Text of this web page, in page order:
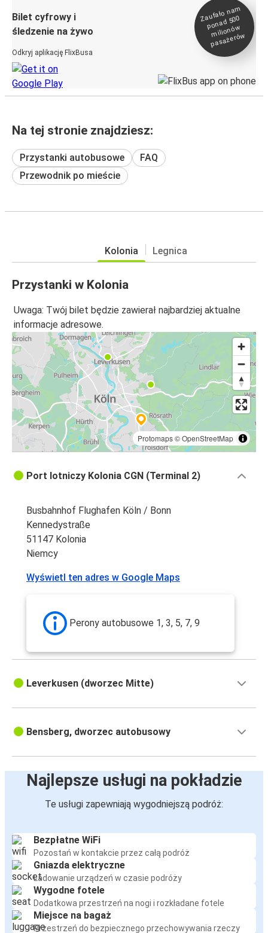
Bilet cyfrowy i
śledzenie na żywo
Odkryj aplikację FlixBusa
Zaufało na
m
ponad 500
milionó
w
pasażeró
w
Na tej stronie znajdziesz:
Przystanki autobusowe
FAQ
Przewodnik po mieście
Kolonia Legnica
Przystanki w Kolonia
Uwaga: Twój bilet będzie zawierał najbardziej aktualne
informacje adresowe.
Protomaps©OpenStreetMap
Port lotniczy Kolonia CGN (Terminal 2)
Busbahnhof Flughafen Köln / Bonn
Kennedystraße
51147 Kolonia
Niemcy
Wyświetl ten adres w Google Maps
Perony autobusowe 1, 3, 5, 7, 9
Leverkusen (dworzec Mitte)
Bensberg, dworzec autobusowy
Najlepsze usługi na pokładzie
Te usługi zapewniają wygodniejszą podróż:
Bezpłatne WiFi
Pozostań w kontakcie przez całą podróż
Gniazda elektryczne
Ładowanie urządzeń w czasie podróży
Wygodne fotele
Dodatkowa przestrzeń na nogi i rozkładane fotele
Miejsce na bagaż
Przestrzeń do bezpiecznego przechowywania rzeczy